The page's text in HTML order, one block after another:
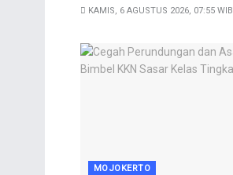
KAMIS, 6 AGUSTUS 2026, 07:55 WIB
MOJOKERTO